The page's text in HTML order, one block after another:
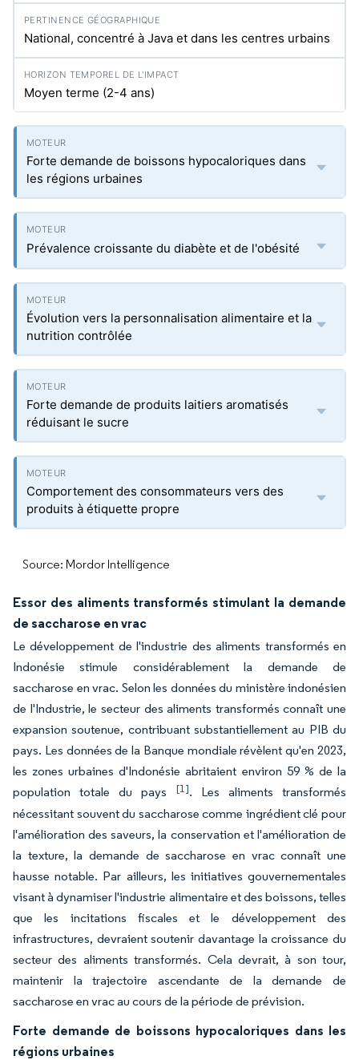
National, concentré à Java et dans les centres urbains
Moyen terme (2-4 ans)
Forte demande de boissons hypocaloriques dans
les régions urbaines
Prévalence croissante du diabète et de l'obésité
Évolution vers la personnalisation alimentaire et la
nutrition contrôlée
Forte demande de produits laitiers aromatisés
réduisant le sucre
Comportement des consommateurs vers des
produits à étiquette propre
Source: Mordor Intelligence
Essor des aliments transformés stimulant la demande
de saccharose en vrac
Le développement de l'industrie des aliments transformés en
Indonésie stimule considérablement la demande de
saccharose en vrac. Selon les données du ministère indonésien
de l'Industrie, le secteur des aliments transformés connaît une
expansion soutenue, contribuant substantiellement au PIB du
pays. Les données de la Banque mondiale révèlent qu'en 2023,
les zones urbaines d'Indonésie abritaient environ 59 % de la
population totale du pays [1]. Les aliments transformés
nécessitant souvent du saccharose comme ingrédient clé pour
l'amélioration des saveurs, la conservation et l'amélioration de
la texture, la demande de saccharose en vrac connaît une
hausse notable. Par ailleurs, les initiatives gouvernementales
visant à dynamiser l'industrie alimentaire et des boissons, telles
que les incitations fiscales et le développement des
infrastructures, devraient soutenir davantage la croissance du
secteur des aliments transformés. Cela devrait, à son tour,
maintenir la trajectoire ascendante de la demande de
saccharose en vrac au cours de la période de prévision.
Forte demande de boissons hypocaloriques dans les
régions urbaines